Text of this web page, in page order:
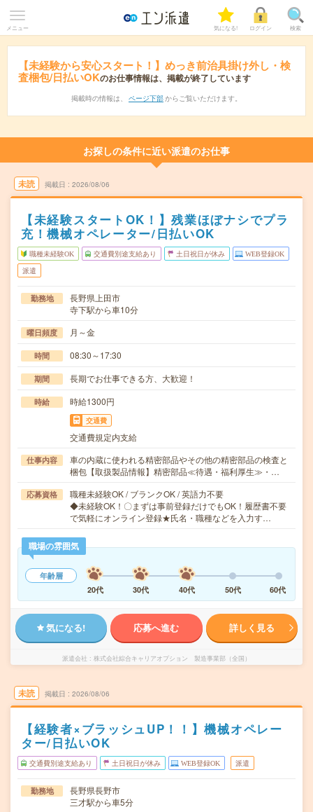
メニュー 気になる! ログイン 検索
【未経験から安心スタート！】めっき前治具掛け外し・検
査梱包/日払いOKのお仕事情報は、掲載が終了しています
掲載時の情報は、 ページ下部 からご覧いただけます。
お探しの条件に近い派遣のお仕事
未読 掲載日 2026/08/06
【未経験スタートOK！】残業ほぼナシでプラ
充！機械オペレーター/日払いOK
職種未経験OK 交通費別途支給あり 土日祝日が休み WEB登録OK
派遣
勤務地
長野県上田市
寺下駅から車10分
曜日頻度 月～金
時間 08:30～17:30
期間 長期でお仕事できる方、大歓迎！
時給 時給1300円
交通費
交通費規定内支給
仕事内容
車の内蔵に使われる精密部品やその他の精密部品の検査と
梱包【取扱製品情報】精密部品≪待遇・福利厚生≫・…
応募資格
職種未経験OK / ブランクOK / 英語力不要
◆未経験OK！〇まずは事前登録だけでもOK！履歴書不要
で気軽にオンライン登録★氏名・職種などを入力す…
職場の雰囲気
年齢層
20代
30代 40代 50代 60代
気になる! 応募へ進む 詳しく見る
派遣会社 株式会社綜合キャリアオプション 製造事業部（全国）
未読 掲載日 2026/08/06
【経験者×ブラッシュUP！！】機械オペレー
ター/日払いOK
交通費別途支給あり 土日祝日が休み WEB登録OK 派遣
勤務地
長野県長野市
三才駅から車5分